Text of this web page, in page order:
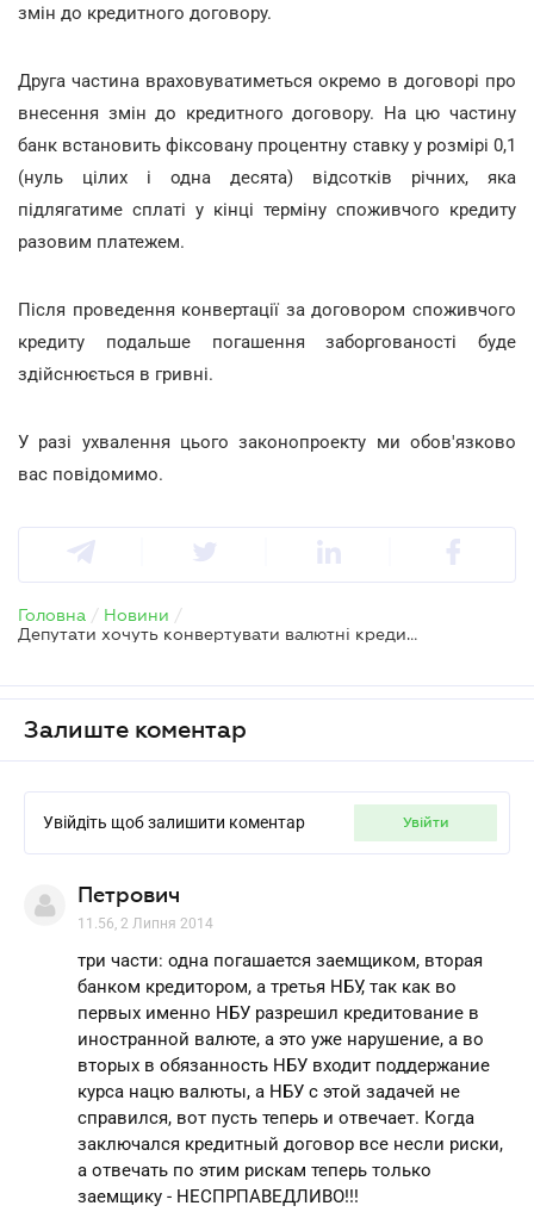
змін до кредитного договору.
Друга частина враховуватиметься окремо в договорі про
внесення змін до кредитного договору. На цю частину
банк встановить фіксовану процентну ставку у розмірі 0,1
(нуль цілих і одна десята) відсотків річних, яка
підлягатиме сплаті у кінці терміну споживчого кредиту
разовим платежем.
Після проведення конвертації за договором споживчого
кредиту подальше погашення заборгованості буде
здійснюється в гривні.
У разі ухвалення цього законопроекту ми обов'язково
вас повідомимо.
Головна / Новини /
Депутати хочуть конвертувати валютні кредити громадян в гривневі
Залиште коментар
Увійдіть щоб залишити коментар увійти
Петрович
11.56, 2 Липня 2014
три части: одна погашается заемщиком, вторая
банком кредитором, а третья НБУ, так как во
первых именно НБУ разрешил кредитование в
иностранной валюте, а это уже нарушение, а во
вторых в обязанность НБУ входит поддержание
курса нацю валюты, а НБУ с этой задачей не
справился, вот пусть теперь и отвечает. Когда
заключался кредитный договор все несли риски,
а отвечать по этим рискам теперь только
заемщику - НЕСПРПАВЕДЛИВО!!!